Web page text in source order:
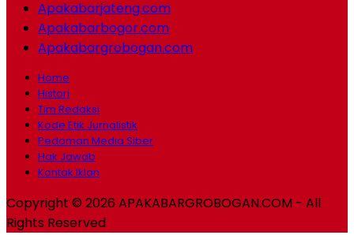
Apakabarjateng.com
Apakabarbogor.com
Apakabargrobogan.com
Home
Histori
Tim Redaksi
Kode Etik Jurnalistik
Pedoman Media Siber
Hak Jawab
Kontak Iklan
Copyright © 2026 APAKABARGROBOGAN.COM - All
Rights Reserved